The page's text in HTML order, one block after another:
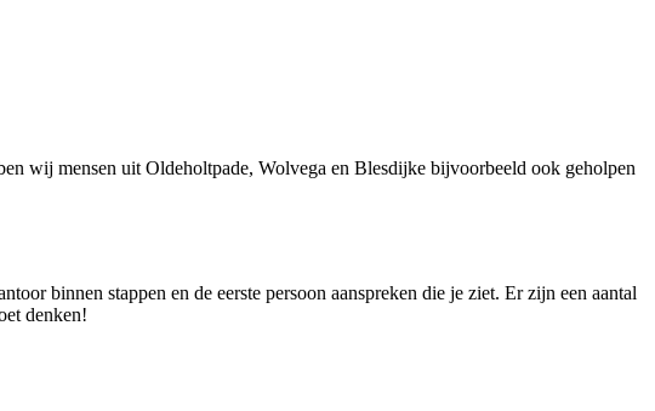
wij mensen uit Oldeholtpade, Wolvega en Blesdijke bijvoorbeeld ook geholpen
binnen stappen en de eerste persoon aanspreken die je ziet. Er zijn een aantal
denken!